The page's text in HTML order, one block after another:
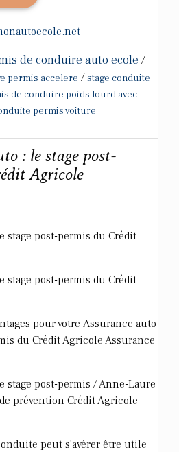
de conduire auto ecole /
permis accelere /stage conduite
de conduire poids lourd avec
permis voiture
: le stage post-
Agricole
stage post-permis du Crédit
stage post-permis du Crédit
pour votre Assurance auto
du Crédit Agricole Assurance
stage post-permis / Anne-Laure
prévention Crédit Agricole
peut s'avérer être utile